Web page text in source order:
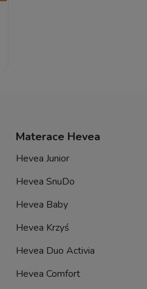
Materace Hevea
Hevea Junior
Hevea SnuDo
Hevea Baby
Hevea Krzyś
Hevea Duo Activia
Hevea Comfort